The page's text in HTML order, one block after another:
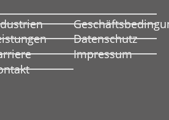
Datenschutz
Impressum